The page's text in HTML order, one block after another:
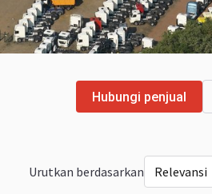
Hubungi penjual
Urutkan berdasarkan Relevansi